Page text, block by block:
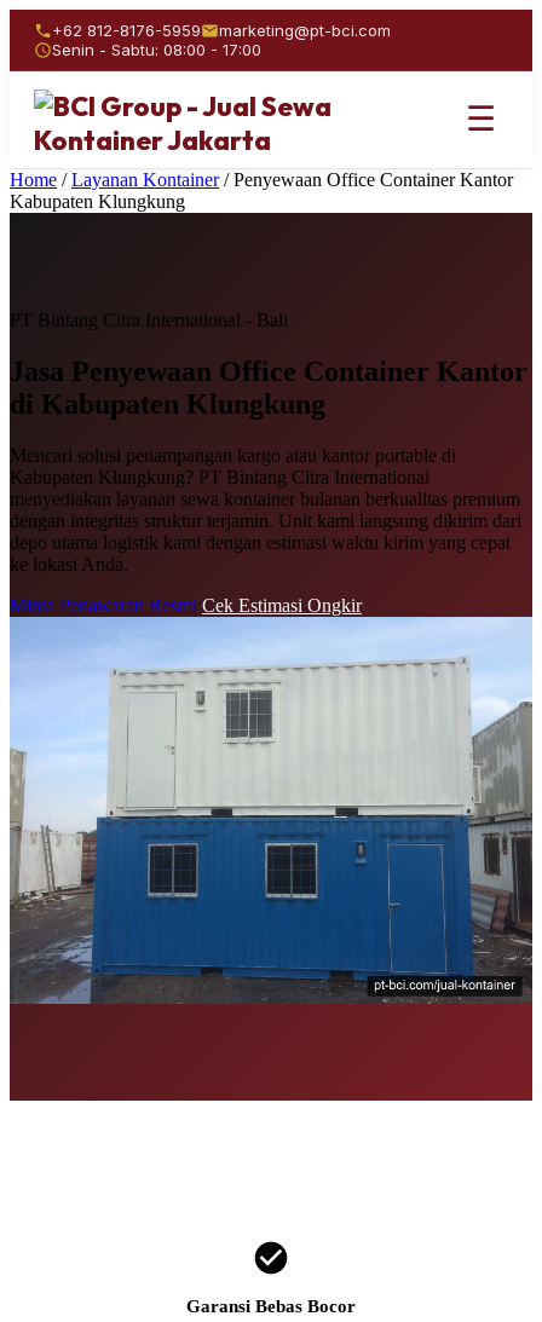
+62 812-8176-5959
marketing@pt-bci.com
Senin - Sabtu: 08:00 - 17:00
☰
Home / Layanan Kontainer / Penyewaan Office Container Kantor
Kabupaten Klungkung
PT Bintang Citra International - Bali
Jasa Penyewaan Office Container Kantor
di Kabupaten Klungkung
Mencari solusi penampangan kargo atau kantor portable di
Kabupaten Klungkung? PT Bintang Citra International
menyediakan layanan sewa kontainer bulanan berkualitas premium
dengan integritas struktur terjamin. Unit kami langsung dikirim dari
depo utama logistik kami dengan estimasi waktu kirim yang cepat
ke lokasi Anda.
Minta Penawaran Resmi Cek Estimasi Ongkir
Garansi Bebas Bocor